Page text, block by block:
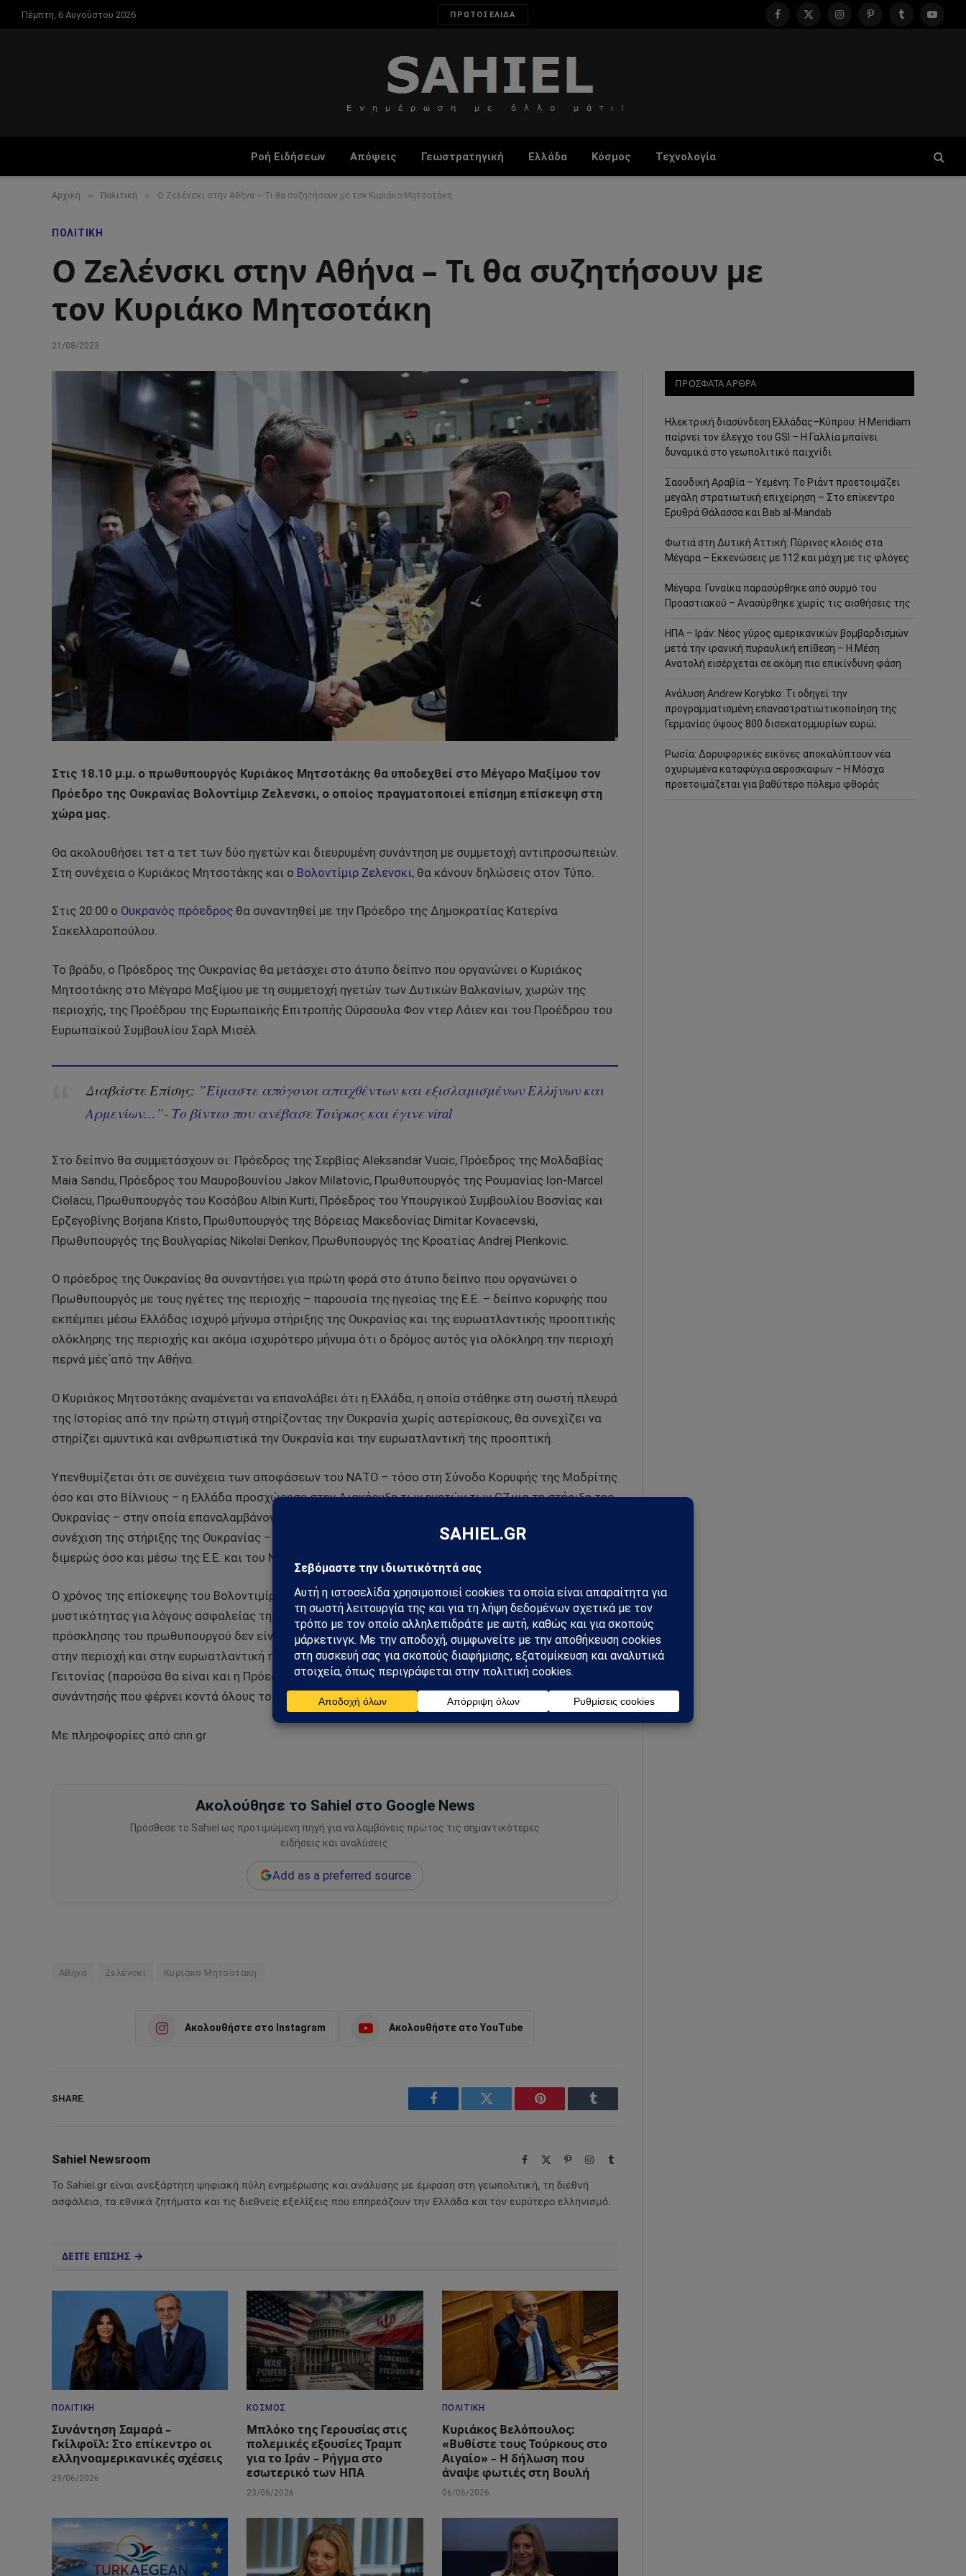
Πέμπτη, 6 Αυγούστου 2026 ΠΡΩΤΟΣΕΛΙΔΑ
Facebook
X
InstagramPinterestTumblr
Ροή Ειδήσεων Απόψεις Γεωστρατηγική Ελλάδα Κόσμος Τεχνολογία
Αρχική » Πολιτική » Ο Ζελένσκι στην Αθήνα – Τι θα συζητήσουν με τον Κυριάκο Μητσοτάκη
ΠΟΛΙΤΙΚΉ
Ο Ζελένσκι στην Αθήνα – Τι θα συζητήσουν με
τον Κυριάκο Μητσοτάκη
21/08/2023
Στις 18.10 μ.μ. ο πρωθυπουργός Κυριάκος Μητσοτάκης θα υποδεχθεί στο Μέγαρο Μαξίμου τον
Πρόεδρο της Ουκρανίας Βολοντίμιρ Ζελενσκι, ο οποίος πραγματοποιεί επίσημη επίσκεψη στη
χώρα μας.
Θα ακολουθήσει τετ α τετ των δύο ηγετών και διευρυμένη συνάντηση με συμμετοχή αντιπροσωπειών.
Στη συνέχεια ο Κυριάκος Μητσοτάκης και ο Βολοντίμιρ Ζελενσκι, θα κάνουν δηλώσεις στον Τύπο.
Στις 20:00 ο Ουκρανός πρόεδρος θα συναντηθεί με την Πρόεδρο της Δημοκρατίας Κατερίνα
Σακελλαροπούλου.
Το βράδυ, ο Πρόεδρος της Ουκρανίας θα μετάσχει στο άτυπο δείπνο που οργανώνει ο Κυριάκος
Μητσοτάκης στο Μέγαρο Μαξίμου με τη συμμετοχή ηγετών των Δυτικών Βαλκανίων, χωρών της
περιοχής, της Προέδρου της Ευρωπαϊκής Επιτροπής Ούρσουλα Φον ντερ Λάιεν και του Προέδρου του
Ευρωπαϊκού Συμβουλίου Σαρλ Μισέλ.
Διαβάστε Επίσης: ”Είμαστε απόγονοι απαχθέντων και εξισλαμισμένων Ελλήνων και
Αρμενίων…”- Το βίντεο που ανέβασε Τούρκος και έγινε viral
Στο δείπνο θα συμμετάσχουν οι: Πρόεδρος της Σερβίας Aleksandar Vucic, Πρόεδρος της Μολδαβίας
Maia Sandu, Πρόεδρος του Μαυροβουνίου Jakov Milatovic, Πρωθυπουργός της Ρουμανίας Ion-Marcel
Ciolacu, Πρωθυπουργός του Κοσόβου Albin Kurti, Πρόεδρος του Υπουργικού Συμβουλίου Βοσνίας και
Ερζεγοβίνης Borjana Kristo, Πρωθυπουργός της Βόρειας Μακεδονίας Dimitar Kovacevski,
Πρωθυπουργός της Βουλγαρίας Nikolai Denkov, Πρωθυπουργός της Κροατίας Andrej Plenkovic.
Ο πρόεδρος της Ουκρανίας θα συναντήσει για πρώτη φορά στο άτυπο δείπνο που οργανώνει ο
Πρωθυπουργός με τους ηγέτες της περιοχής – παρουσία της ηγεσίας της Ε.Ε. – δείπνο κορυφής που
εκπέμπει μέσω Ελλάδας ισχυρό μήνυμα στήριξης της Ουκρανίας και της ευρωατλαντικής προοπτικής
ολόκληρης της περιοχής και ακόμα ισχυρότερο μήνυμα ότι ο δρόμος αυτός για ολόκληρη την περιοχή
περνά μές΄από την Αθήνα.
Ο Κυριάκος Μητσοτάκης αναμένεται να επαναλάβει ότι η Ελλάδα, η οποία στάθηκε στη σωστή πλευρά
της Ιστορίας από την πρώτη στιγμή στηρίζοντας την Ουκρανία χωρίς αστερίσκους, θα συνεχίζει να
στηρίζει αμυντικά και ανθρωπιστικά την Ουκρανία και την ευρωατλαντική της προοπτική.
Υπενθυμίζεται ότι σε συνέχεια των αποφάσεων του ΝΑΤΟ – τόσο στη Σύνοδο Κορυφής της Μαδρίτης
όσο και στο Βίλνιους – η Ελλάδα προσχώρησε στην Διακήρυξη των ηγετών των G7 για τη στήριξη της
Ουκρανίας – στην οποία επαναλαμβάνονται οι αποφάσεις της Συμμαχίας και επαναβεβαιώνεται η
συνέχιση της στήριξης της Ουκρανίας – αμυντικά και οικονομικά για την ανοικοδόμησή της – τόσο
διμερώς όσο και μέσω της Ε.Ε. και του ΝΑΤΟ.
Ο χρόνος της επίσκεψης του Βολοντιμίρ Ζελένσκι στην Αθήνα που οργανώθηκε υπό συνθήκες
μυστικότητας για λόγους ασφαλείας την ημέρα της έλευσης των ηγετών της περιοχής κατόπιν
πρόσκλησης του πρωθυπουργού δεν είναι τυχαίος και αναδεικνύει τον κομβικό ρόλο της Ελλάδας
στην περιοχή και στην ευρωατλαντική προοπτική τόσο των Βαλκανίων όσο και της Ανατολικής
Γειτονίας (παρούσα θα είναι και η Πρόεδρος της Μολδαβίας), καθώς η Αθήνα γίνεται η γέφυρα
συνάντησής που φέρνει κοντά όλους τους ηγέτες της περιοχής από τα Βαλκάνια μέχρι την Ουκρανία.
Με πληροφορίες από cnn.gr
Ακολούθησε το Sahiel στο Google News
Πρόσθεσε το Sahiel ως προτιμώμενη πηγή για να λαμβάνεις πρώτος τις σημαντικότερες
ειδήσεις και αναλύσεις.
Add as a preferred source
Αθήνα Ζελένσκι Κυριάκο Μητσοτάκη
Ακολουθήστε στο Instagram Ακολουθήστε στο YouTube
SHARE.
Facebook Twitter Pinterest Tumblr
Sahiel Newsroom Facebook PinterestInstagram
Tumblr
Το Sahiel.gr είναι ανεξάρτητη ψηφιακή πύλη ενημέρωσης και ανάλυσης με έμφαση στη γεωπολιτική, τη διεθνή
ασφάλεια, τα εθνικά ζητήματα και τις διεθνείς εξελίξεις που επηρεάζουν την Ελλάδα και τον ευρύτερο ελληνισμό.
ΔΕΙΤΕ ΕΠΙΣΗΣ →
ΠΟΛΙΤΙΚΉ
Συνάντηση Σαμαρά –
Γκίλφοϊλ: Στο επίκεντρο οι
ελληνοαμερικανικές σχέσεις
29/06/2026
ΚΌΣΜΟΣ
Μπλόκο της Γερουσίας στις
πολεμικές εξουσίες Τραμπ
για το Ιράν – Ρήγμα στο
εσωτερικό των ΗΠΑ
23/06/2026
ΠΟΛΙΤΙΚΉ
Κυριάκος Βελόπουλος:
«Βυθίστε τους Τούρκους στο
Αιγαίο» – Η δήλωση που
άναψε φωτιές στη Βουλή
06/06/2026
ΠΡΟΣΦΑΤΑ ΑΡΘΡΑ
Ηλεκτρική διασύνδεση Ελλάδας–Κύπρου: Η Meridiam
παίρνει τον έλεγχο του GSI – Η Γαλλία μπαίνει
δυναμικά στο γεωπολιτικό παιχνίδι
Σαουδική Αραβία – Υεμένη: Το Ριάντ προετοιμάζει
μεγάλη στρατιωτική επιχείρηση – Στο επίκεντρο
Ερυθρά Θάλασσα και Bab al-Mandab
Φωτιά στη Δυτική Αττική: Πύρινος κλοιός στα
Μέγαρα – Εκκενώσεις με 112 και μάχη με τις φλόγες
Μέγαρα: Γυναίκα παρασύρθηκε από συρμό του
Προαστιακού – Ανασύρθηκε χωρίς τις αισθήσεις της
ΗΠΑ – Ιράν: Νέος γύρος αμερικανικών βομβαρδισμών
μετά την ιρανική πυραυλική επίθεση – Η Μέση
Ανατολή εισέρχεται σε ακόμη πιο επικίνδυνη φάση
Ανάλυση Andrew Korybko: Τι οδηγεί την
προγραμματισμένη επαναστρατιωτικοποίηση της
Γερμανίας ύψους 800 δισεκατομμυρίων ευρώ;
Ρωσία: Δορυφορικές εικόνες αποκαλύπτουν νέα
οχυρωμένα καταφύγια αεροσκαφών – Η Μόσχα
προετοιμάζεται για βαθύτερο πόλεμο φθοράς